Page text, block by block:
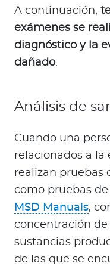
A continuación,
exámenes se
diagnóstico y la
dañado.
Análisis de
Cuando una
relacionados a la
realizan pruebas
como pruebas
MSD Manuals,
concentración
sustancias
de las que se